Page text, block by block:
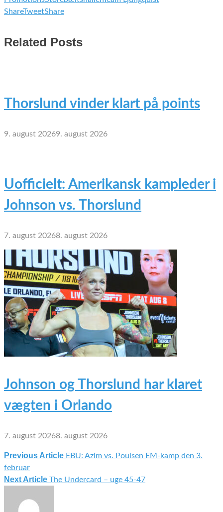
ShareTweetShare
Related Posts
Thorslund vinder klart på points
9. august 20269. august 2026
Uofficielt: Amerikansk kampleder i
Johnson vs. Thorslund
7. august 20268. august 2026
Johnson og Thorslund har klaret
vægten i Orlando
7. august 20268. august 2026
Indlægsnavigation
Previous Article EBU: Azim vs. Poulsen EM-kamp den 3.
februar
Next Article The Undercard – uge 45-47